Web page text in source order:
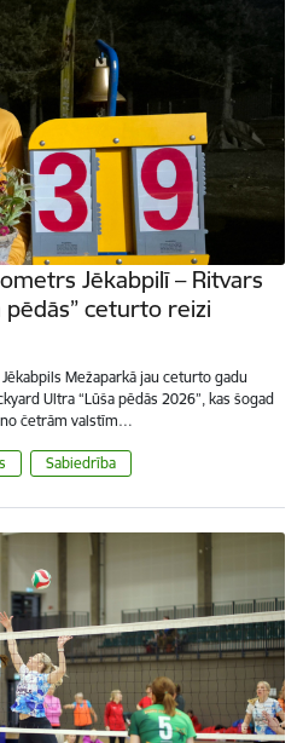
Jēkabpilī – Ritvars
ceturto reizi
Mežaparkā jau ceturto gadu
Ultra “Lūša pēdās 2026”, kas šogad
četrām valstīm…
Sabiedrība